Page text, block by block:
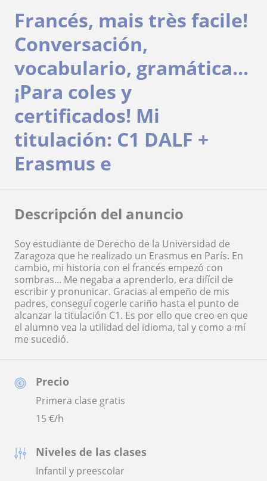
Precio
Primera clase gratis
15€/h
Niveles de las clases
Infantil y preescolar
Francés, mais très facile!
Conversación,
vocabulario, gramática...
¡Para coles y
certificados! Mi
titulación: C1 DALF +
Erasmus e
Descripción del anuncio
Soy estudiante de Derecho de la Universidad de
Zaragoza que he realizado un Erasmus en París. En
cambio, mi historia con el francés empezó con
sombras... Me negaba a aprenderlo, era difícil de
escribir y pronunicar. Gracias al empeño de mis
padres, conseguí cogerle cariño hasta el punto de
alcanzar la titulación C1. Es por ello que creo en que
el alumno vea la utilidad del idioma, tal y como a mí
me sucedió.